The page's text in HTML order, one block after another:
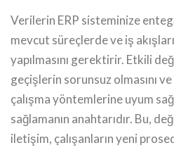
Verilerin ERP sisteminize
mevcut süreçlerde ve iş
yapılmasını gerektirir. Etkili
geçişlerin sorunsuz olmasını
çalışma yöntemlerine uyum
sağlamanın anahtarıdır. Bu,
iletişim, çalışanların yeni